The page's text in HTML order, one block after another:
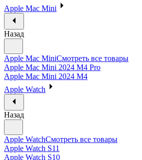
Apple Mac Mini
Назад
Apple Mac MiniСмотреть все товары
Apple Mac Mini 2024 M4 Pro
Apple Mac Mini 2024 M4
Apple Watch
Назад
Apple WatchСмотреть все товары
Apple Watch S11
Apple Watch S10